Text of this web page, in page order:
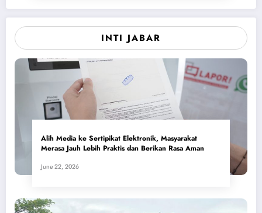
INTI JABAR
Alih Media ke Sertipikat Elektronik, Masyarakat
Merasa Jauh Lebih Praktis dan Berikan Rasa Aman
June 22, 2026